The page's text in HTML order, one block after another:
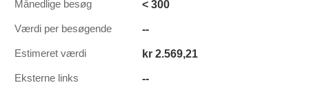
Månedlige besøg < 300
Værdi per besøgende --
Estimeret værdi kr 2.569,21
Eksterne links --